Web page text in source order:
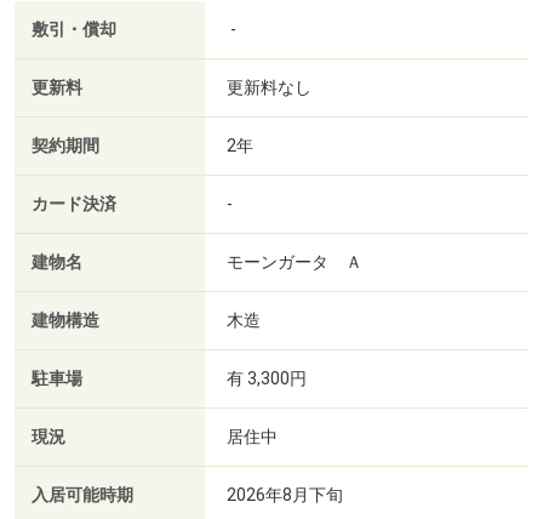
敷引・償却 -
更新料 更新料なし
契約期間 2年
カード決済 -
建物名 モーンガータ Ａ
建物構造 木造
駐車場 有 3,300円
現況 居住中
入居可能時期 2026年8月下旬